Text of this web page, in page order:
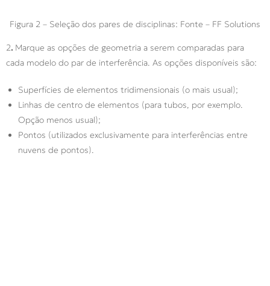
Figura 2 – Seleção dos pares de disciplinas: Fonte – FF Solutions
2. Marque as opções de geometria a serem comparadas para
cada modelo do par de interferência. As opções disponíveis são:
Superfícies de elementos tridimensionais (o mais usual);
Linhas de centro de elementos (para tubos, por exemplo.
Opção menos usual);
Pontos (utilizados exclusivamente para interferências entre
nuvens de pontos).